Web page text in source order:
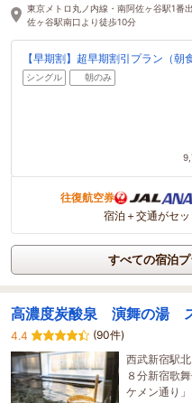
東京メトロ丸ノ内線・南阿佐ヶ谷駅1番
佐ヶ谷駅南口より徒歩10分
【早期割】超早期割引プラン（朝
シングル 朝のみ
往復航空券
宿泊＋交通がセ
すべての宿泊プ
高濃度炭酸泉 演舞の湯
4.4
(90件)
西武新宿駅
８分新宿歌
ケメン通り